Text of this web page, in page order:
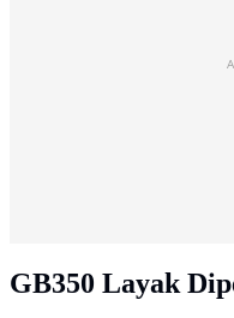
GB350 Layak